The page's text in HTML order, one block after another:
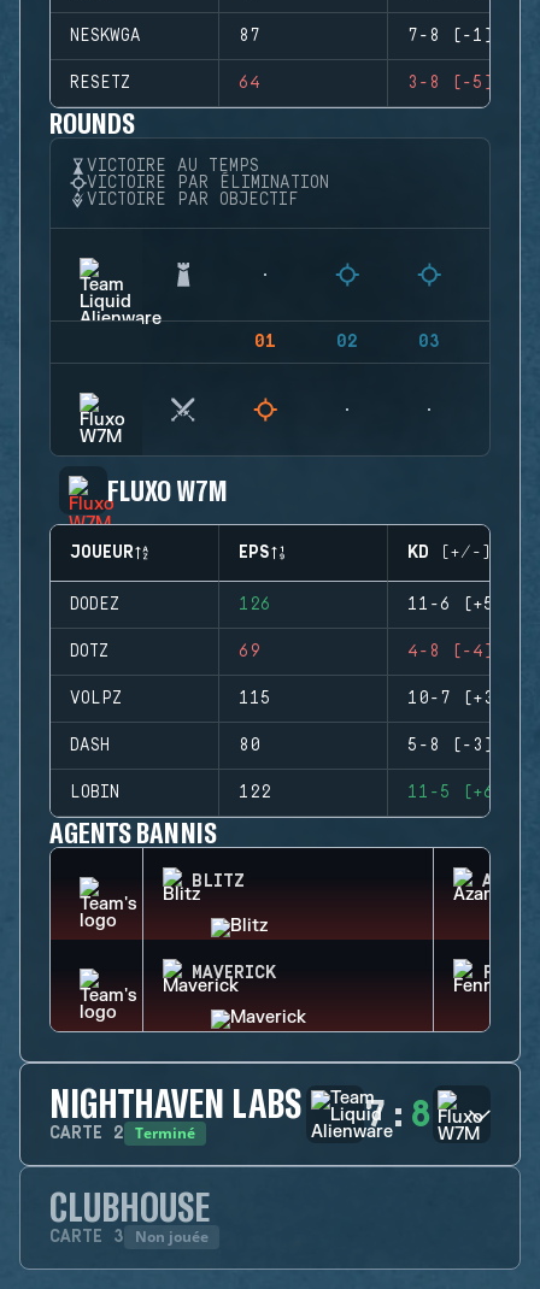
NESKWGA 87 7-8 (-1)
RESETZ 64 3-8 (-5)
ROUNDS
VICTOIRE AU TEMPS
VICTOIRE PAR ÉLIMINATION
VICTOIRE PAR OBJECTIF
01 02 03
FLUXO W7M
JOUEUR EPS KD (+/-)
DODEZ 126 11-6 (+5)
DOTZ 69 4-8 (-4)
VOLPZ 115 10-7 (+3)
DASH 80 5-8 (-3)
LOBIN 122 11-5 (+6)
AGENTS BANNIS
BLITZ AZAMI
MAVERICK
NIGHTHAVEN LABS
CARTE 2 Terminé 7 : 8
CLUBHOUSE
CARTE 3 Non jouée